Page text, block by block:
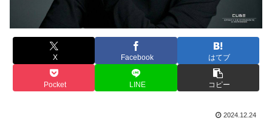
X Facebook はてブ
Pocket LINE コピー
2024.12.24